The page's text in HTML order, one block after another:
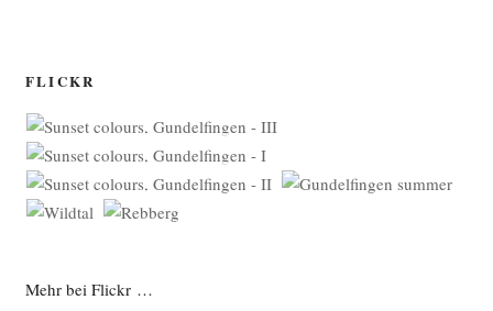
FLICKR
Mehr bei Flickr …